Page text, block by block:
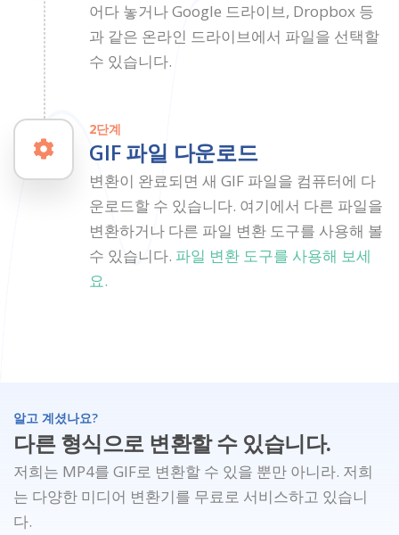
어다 놓거나 Google 드라이브, Dropbox 등
과 같은 온라인 드라이브에서 파일을 선택할
수 있습니다.
2단계
GIF 파일 다운로드
변환이 완료되면 새 GIF 파일을 컴퓨터에 다
운로드할 수 있습니다. 여기에서 다른 파일을
변환하거나 다른 파일 변환 도구를 사용해 볼
수 있습니다. 파일 변환 도구를 사용해 보세
요.
알고 계셨나요?
다른 형식으로 변환할 수 있습니다.
저희는 MP4를 GIF로 변환할 수 있을 뿐만 아니라. 저희
는 다양한 미디어 변환기를 무료로 서비스하고 있습니
다.